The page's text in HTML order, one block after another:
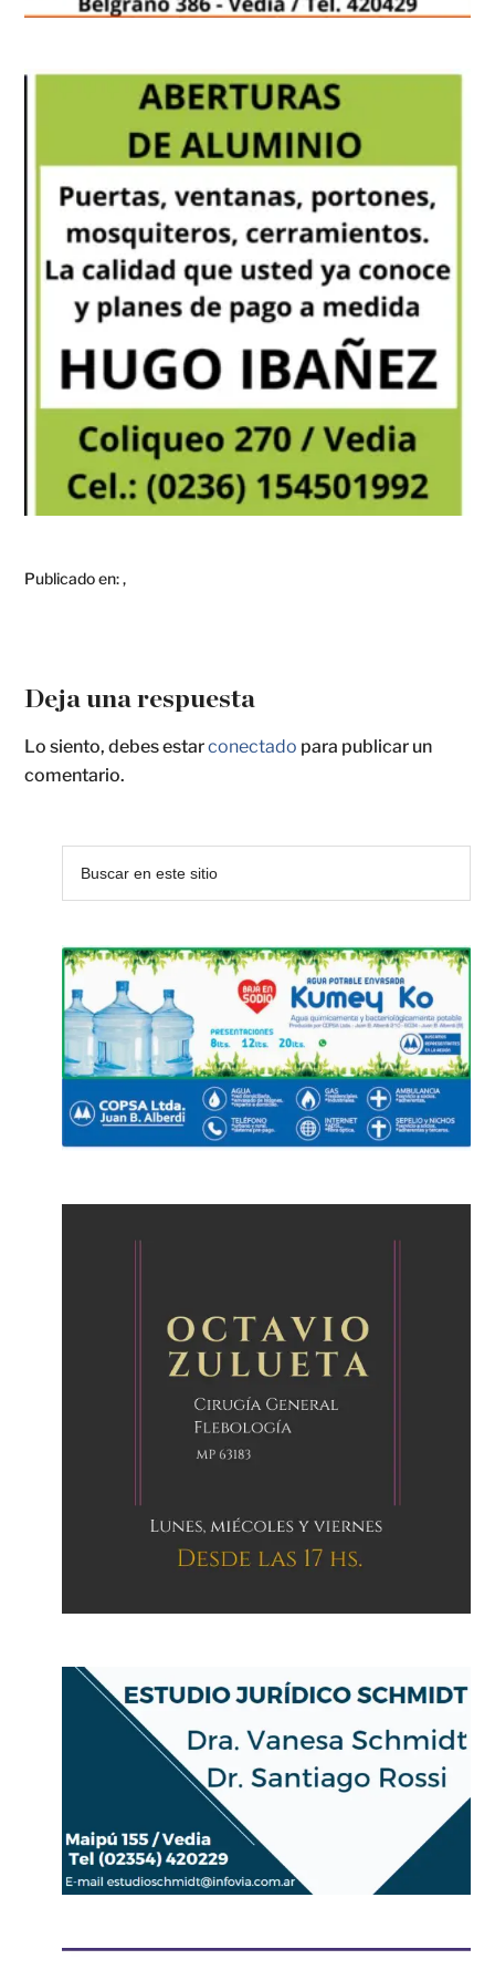
Publicado en:,
Deja una respuesta
Lo siento, debes estarconectado para publicar un
comentario.